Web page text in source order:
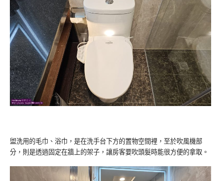
盥洗用的毛巾、浴巾，是在洗手台下方的置物空間裡，至於吹風機部
分，則是透過固定在牆上的架子，讓房客要吹頭髮時能很方便的拿取。